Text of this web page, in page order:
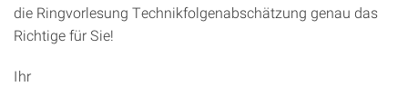
die Ringvorlesung Technikfolgenabschätzung genau das
Richtige für Sie!
Ihr